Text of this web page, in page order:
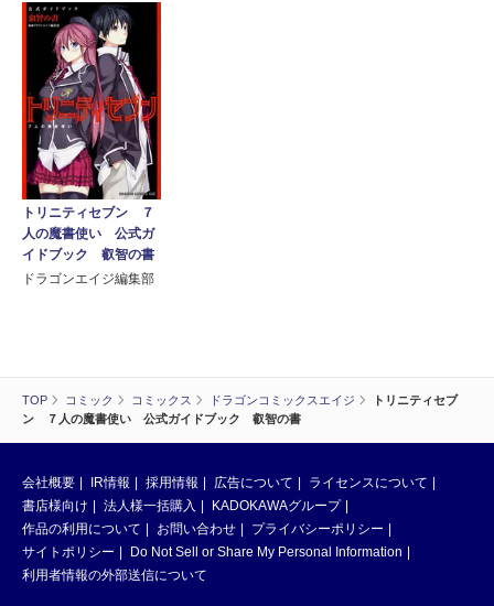
TOP コミック コミックス ドラゴンコミックスエイジ
トリニティセブ
ン ７人の魔書使い 公式ガイドブック 叡智の書
トリニティセブン ７
人の魔書使い 公式ガ
イドブック 叡智の書
ドラゴンエイジ編集部
会社概要 IR情報 採用情報 広告について
ライセンスについて
書店様向け
法人様一括購入
KADOKAWAグループ
作品の利用について
お問い合わせ
プライバシーポリシー
サイトポリシー
Do Not Sell or Share My Personal Information
利用者情報の外部送信について